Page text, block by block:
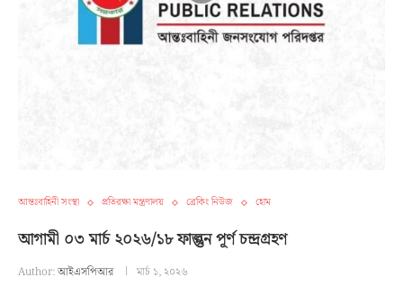
আন্তঃবাহিনী সংস্থা প্রতিরক্ষা মন্ত্রণালয় ব্রেকিং নিউজ হোম
আগামী ০৩ মার্চ ২০২৬/১৮ ফাল্গুন পূর্ণ চন্দ্রগ্রহণ
Author:আইএসপিআর মার্চ ১, ২০২৬